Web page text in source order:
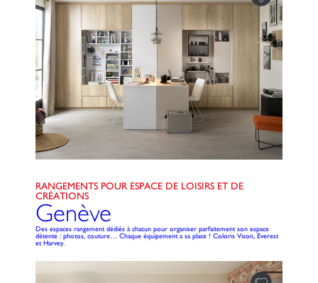
RANGEMENTS POUR ESPACE DE LOISIRS ET DE
CRÉATIONS
Genève
Des espaces rangement dédiés à chacun pour organiser parfaitement son espace
détente : photos, couture… Chaque équipement a sa place ! Coloris Vison, Everest
et Harvey.